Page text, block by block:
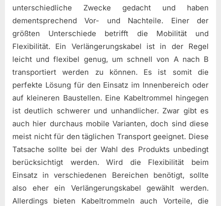
unterschiedliche Zwecke gedacht und haben
dementsprechend Vor- und Nachteile. Einer der
größten Unterschiede betrifft die Mobilität und
Flexibilität. Ein Verlängerungskabel ist in der Regel
leicht und flexibel genug, um schnell von A nach B
transportiert werden zu können. Es ist somit die
perfekte Lösung für den Einsatz im Innenbereich oder
auf kleineren Baustellen. Eine Kabeltrommel hingegen
ist deutlich schwerer und unhandlicher. Zwar gibt es
auch hier durchaus mobile Varianten, doch sind diese
meist nicht für den täglichen Transport geeignet. Diese
Tatsache sollte bei der Wahl des Produkts unbedingt
berücksichtigt werden. Wird die Flexibilität beim
Einsatz in verschiedenen Bereichen benötigt, sollte
also eher ein Verlängerungskabel gewählt werden.
Allerdings bieten Kabeltrommeln auch Vorteile, die